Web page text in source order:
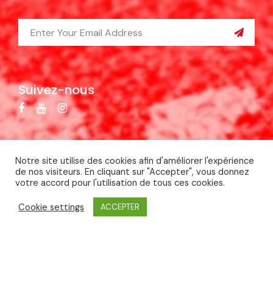
Suivez-nous
Copyright ©2026 Comité Olympique de Polynésie
Française (COPF). Tous droits réservés.
légales - Site réalisé par
Notre site utilise des cookies afin d'améliorer l'expérience
de nos visiteurs. En cliquant sur "Accepter", vous donnez
votre accord pour l'utilisation de tous ces cookies.
Cookie settings
ACCEPTER